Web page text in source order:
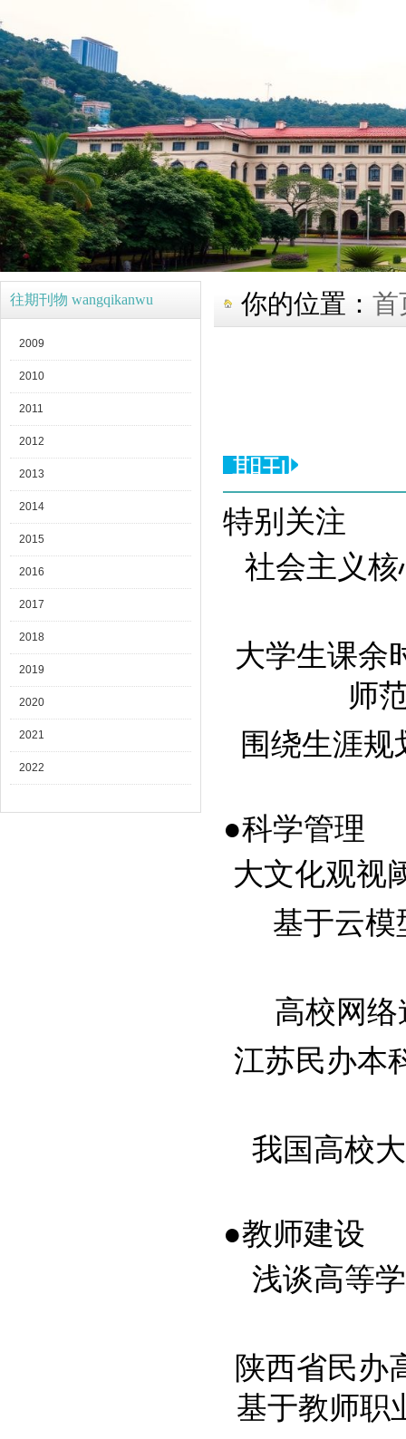
往期刊物 wangqikanwu
2009
2010
2011
2012
2013
2014
2015
2016
2017
2018
2019
2020
2021
2022
你的位置： 首
期刊目录
特别关注
社会主义
大学生课余
师
围绕生涯
●科学管理
大文化观视
基于云
高校网
江苏民办本
我国高校
●教师建设
浅谈高等
陕西省民
基于教师职